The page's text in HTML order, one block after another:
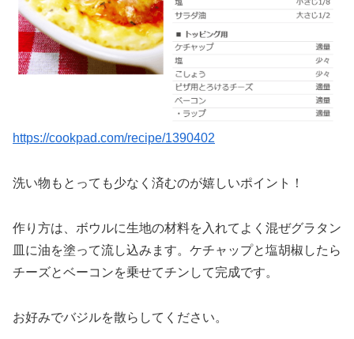
https://cookpad.com/recipe/1390402
洗い物もとっても少なく済むのが嬉しいポイント！
作り方は、ボウルに生地の材料を入れてよく混ぜグラタン
皿に油を塗って流し込みます。ケチャップと塩胡椒したら
チーズとベーコンを乗せてチンして完成です。
お好みでバジルを散らしてください。